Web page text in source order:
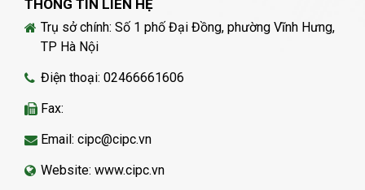
THÔNG TIN LIÊN HỆ
Trụ sở chính: Số 1 phố Đại Đồng, phường Vĩnh Hưng,
TP Hà Nội
Điện thoại: 02466661606
Fax:
Email: cipc@cipc.vn
Website: www.cipc.vn